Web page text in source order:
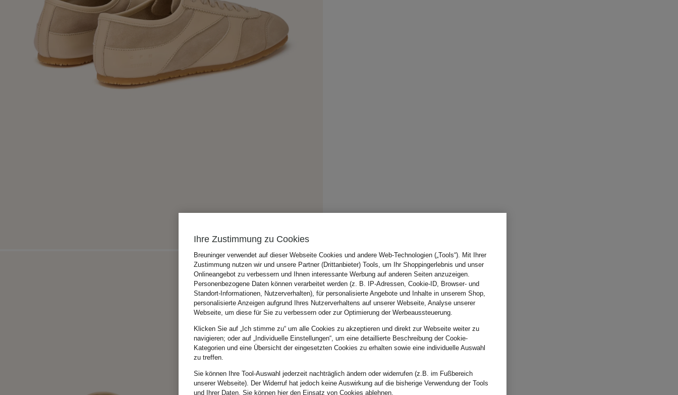
Ihre Zustimmung zu Cookies
Breuninger verwendet auf dieser Webseite Cookies und andere Web-Technologien („Tools“). Mit Ihrer
Zustimmung nutzen wir und unsere Partner (Drittanbieter) Tools, um Ihr Shoppingerlebnis und unser
Onlineangebot zu verbessern und Ihnen interessante Werbung auf anderen Seiten anzuzeigen.
Personenbezogene Daten können verarbeitet werden (z. B. IP-Adressen, Cookie-ID, Browser- und
Standort-Informationen, Nutzerverhalten), für personalisierte Angebote und Inhalte in unserem Shop,
personalisierte Anzeigen aufgrund Ihres Nutzerverhaltens auf unserer Webseite, Analyse unserer
Webseite, um diese für Sie zu verbessern oder zur Optimierung der Werbeaussteuerung.
Klicken Sie auf „Ich stimme zu“ um alle Cookies zu akzeptieren und direkt zur Webseite weiter zu
navigieren; oder auf „Individuelle Einstellungen“, um eine detaillierte Beschreibung der Cookie-
Kategorien und eine Übersicht der eingesetzten Cookies zu erhalten sowie eine individuelle Auswahl
zu treffen.
Sie können Ihre Tool-Auswahl jederzeit nachträglich ändern oder widerrufen (z.B. im Fußbereich
unserer Webseite). Der Widerruf hat jedoch keine Auswirkung auf die bisherige Verwendung der Tools
und Ihrer Daten. Sie können hierden Einsatz von Cookies ablehnen.